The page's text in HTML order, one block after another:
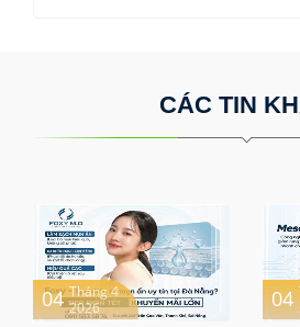
CÁC TIN
04 Tháng 4
2026
04